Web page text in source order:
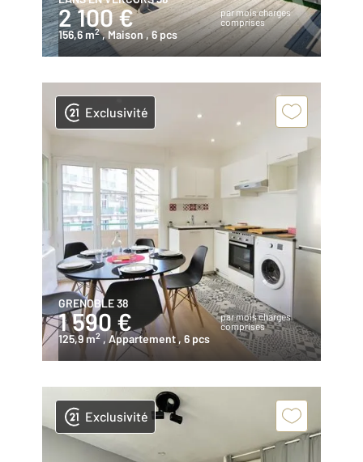
2 100 €
par mois charges
comprises
156,6 m2 , Maison , 6 pcs
Exclusivité
GRENOBLE 38
1 590 €
par mois charges
comprises
125,9 m2 , Appartement , 6 pcs
Exclusivité